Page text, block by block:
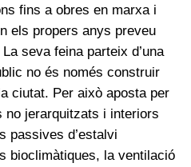
fins a obres en marxa i
els propers anys preveu
seva feina parteix d’una
no és només construir
ciutat. Per això aposta per
no jerarquitzats i interiors
passives d’estalvi
bioclimàtiques, la ventilació